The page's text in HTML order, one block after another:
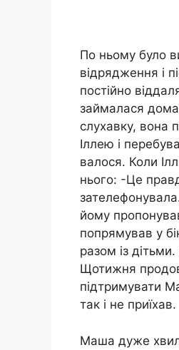
По ньому було
відрядження і
постійно
займалася
слухавку, вона
Іллею і
валося. Коли
нього: -Це
йому
попрямував у
разом із
Щотижня
підтримувати
так і не приїхав.
Маша дуже